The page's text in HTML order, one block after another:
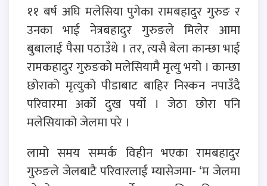
११ बर्ष अघि मलेसिया पुगेका रामबहादुर गुरुङ र
उनका भाई नेत्रबहादुर गुरुङले मिलेर आमा
बुबालाई पैसा पठाउँथे । तर, त्यसै बेला कान्छा भाई
रामकहादुर गुरुङको मलेसियामै मृत्यु भयो । कान्छा
छोराको मृत्युको पीडाबाट बाहिर निस्कन नपाउँदै
परिवारमा अर्को दुख पर्यो । जेठा छोरा पनि
मलेसियाको जेलमा परे ।
लामो समय सम्पर्क विहीन भएका रामबहादुर
गुरुङले जेलबाटै परिवारलाई म्यासेजमा- ‘म जेलमा